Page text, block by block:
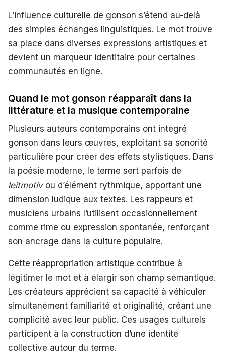
L’influence culturelle de gonson s’étend au-delà
des simples échanges linguistiques. Le mot trouve
sa place dans diverses expressions artistiques et
devient un marqueur identitaire pour certaines
communautés en ligne.
Quand le mot gonson réapparaît dans la
littérature et la musique contemporaine
Plusieurs auteurs contemporains ont intégré
gonson dans leurs œuvres, exploitant sa sonorité
particulière pour créer des effets stylistiques. Dans
la poésie moderne, le terme sert parfois de
leitmotivou d’élément rythmique, apportant une
dimension ludique aux textes. Les rappeurs et
musiciens urbains l’utilisent occasionnellement
comme rime ou expression spontanée, renforçant
son ancrage dans la culture populaire.
Cette réappropriation artistique contribue à
légitimer le mot et à élargir son champ sémantique.
Les créateurs apprécient sa capacité à véhiculer
simultanément familiarité et originalité, créant une
complicité avec leur public. Ces usages culturels
participent à la construction d’une identité
collective autour du terme.